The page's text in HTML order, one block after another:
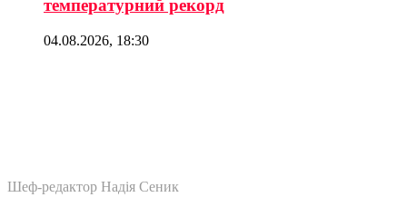
температурний рекорд
04.08.2026, 18:30
Шеф-редактор Надія Сеник